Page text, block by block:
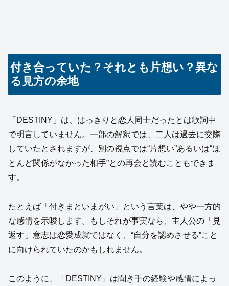
付き合っていた？それとも片想い？異な
る見方の余地
「DESTINY」は、はっきりと恋人同士だったとは歌詞中
で明言していません。一部の解釈では、二人は過去に交際
していたとされますが、別の視点では“片想い”あるいは“ほ
とんど関係がなかった相手”との再会と読むこともできま
す。
たとえば「付きまといまがい」という言葉は、やや一方的
な感情を示唆します。もしそれが事実なら、主人公の「見
返す」意志は恋愛成就ではなく、“自分を認めさせる”こと
に向けられていたのかもしれません。
このように、「DESTINY」は聞き手の経験や感情によっ